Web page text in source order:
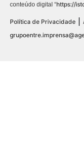
conteúdo digital “https://
Política de Privacidade